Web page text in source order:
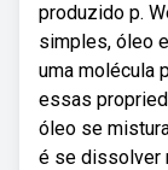
produzido p.
simples, óleo
uma molécula
essas
óleo se
é se dissolver